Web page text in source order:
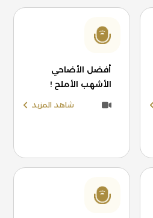
أفضل الأضاحي
الأشهب الأملح !
شاهد المزيد